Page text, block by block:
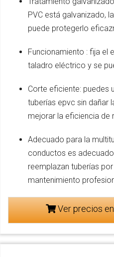
PVC está galvanizado,
puede protegerlo
Funcionamiento : fija el
taladro eléctrico y se
Corte eficiente: puedes
tuberías epvc sin dañar
mejorar la eficiencia de
Adecuado para la
conductos es
reemplazan tuberías
mantenimiento
Ver precios